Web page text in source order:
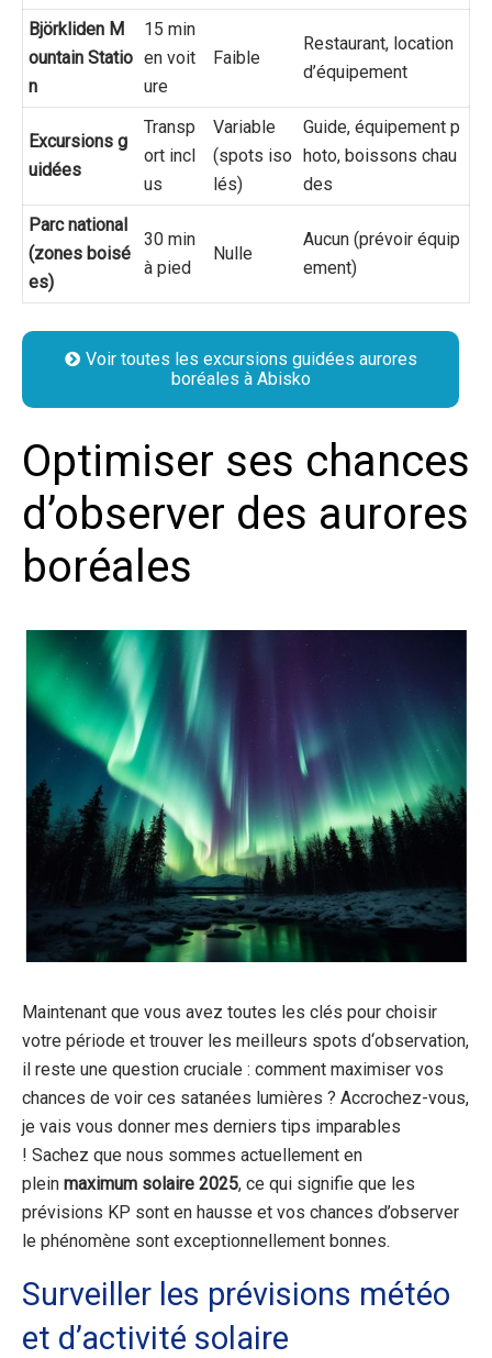
Björkliden M
ountain Statio
n
15 min
en voit
ure
Faible
Restaurant, location
d’équipement
Excursions g
uidées
Transp
ort incl
us
Variable
(spots iso
lés)
Guide, équipement p
hoto, boissons chau
des
Parc national
(zones boisé
es)
30 min
à pied
Nulle
Aucun (prévoir équip
ement)
Voir toutes les excursions guidées aurores
boréales à Abisko
Optimiser ses chances
d’observer des aurores
boréales
Maintenant que vous avez toutes les clés pour choisir
votre période et trouver les meilleurs spots d‘observation,
il reste une question cruciale : comment maximiser vos
chances de voir ces satanées lumières ? Accrochez-vous,
je vais vous donner mes derniers tips imparables
! Sachez que nous sommes actuellement en
plein maximum solaire 2025, ce qui signifie que les
prévisions KP sont en hausse et vos chances d’observer
le phénomène sont exceptionnellement bonnes.
Surveiller les prévisions météo
et d’activité solaire